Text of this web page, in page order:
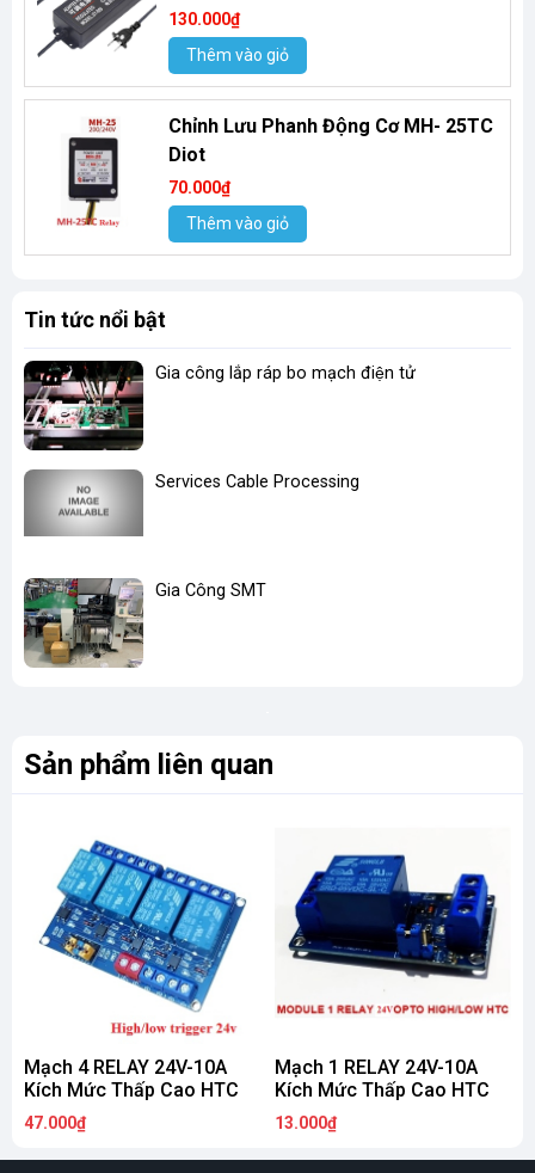
130.000₫
Thêm vào giỏ
Chỉnh Lưu Phanh Động Cơ MH- 25TC
Diot
70.000₫
Thêm vào giỏ
Tin tức nổi bật
Gia công lắp ráp bo mạch điện tử
Services Cable Processing
Gia Công SMT
Sản phẩm liên quan
Mạch 4 RELAY 24V-10A
Kích Mức Thấp Cao HTC
47.000₫
Mạch 1 RELAY 24V-10A
Kích Mức Thấp Cao HTC
13.000₫